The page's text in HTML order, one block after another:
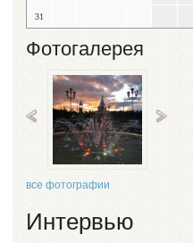
31
Фотогалерея
все фотографии
Интервью